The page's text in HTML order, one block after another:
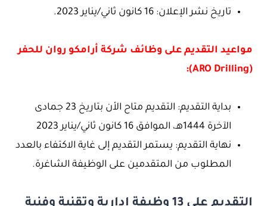
تاريخ نشر الإعلان: 16 كانون ثاني/يناير 2023.
مواعيد التقديم على وظائف شركة أرامكو روان للحفر
(ARO Drilling):
بداية التقديم: التقديم متاح الأن بتاريخ 23 جمادى
الآخرة 1444هـ، الموافق 16 كانون ثاني/يناير 2023
نهاية التقديم: يستمر التقديم إلى غاية الاكتفاء بالعدد
المطلوب من المتقدمين على الوظيفة الشاغرة.